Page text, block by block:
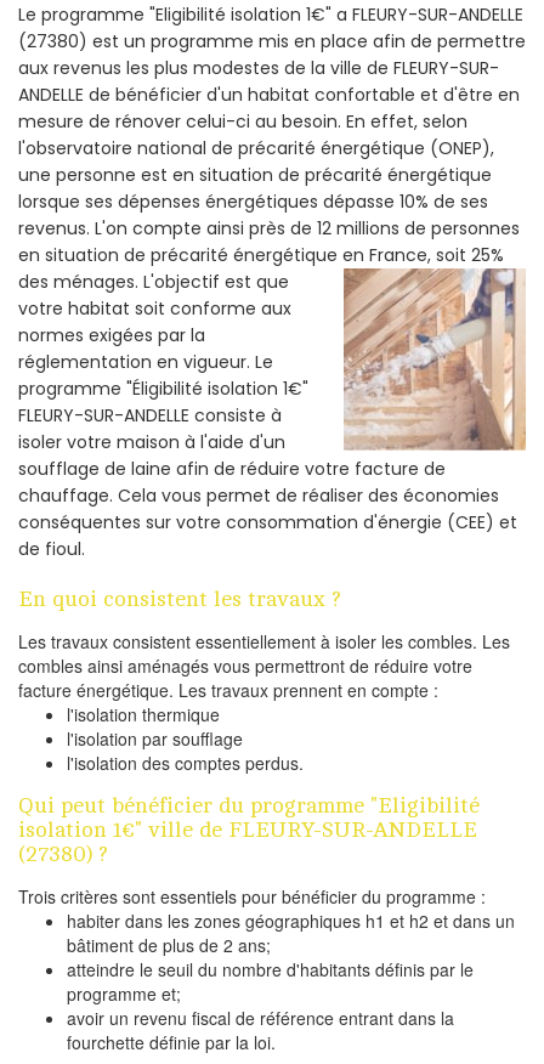
Le programme "Eligibilité isolation 1€" a FLEURY-SUR-ANDELLE
(27380) est un programme mis en place afin de permettre
aux revenus les plus modestes de la ville de FLEURY-SUR-
ANDELLE de bénéficier d'un habitat confortable et d'être en
mesure de rénover celui-ci au besoin. En effet, selon
l'observatoire national de précarité énergétique (ONEP),
une personne est en situation de précarité énergétique
lorsque ses dépenses énergétiques dépasse 10% de ses
revenus. L'on compte ainsi près de 12 millions de personnes
en situation de précarité énergétique en France, soit 25%
des ménages. L'objectif est que
votre habitat soit conforme aux
normes exigées par la
réglementation en vigueur. Le
programme "Éligibilité isolation 1€"
FLEURY-SUR-ANDELLE consiste à
isoler votre maison à l'aide d'un
soufflage de laine afin de réduire votre facture de
chauffage. Cela vous permet de réaliser des économies
conséquentes sur votre consommation d'énergie (CEE) et
de fioul.
En quoi consistent les travaux ?
Les travaux consistent essentiellement à isoler les combles. Les
combles ainsi aménagés vous permettront de réduire votre
facture énergétique. Les travaux prennent en compte :
l'isolation thermique
l'isolation par soufflage
l'isolation des comptes perdus.
Qui peut bénéficier du programme "Eligibilité
isolation 1€" ville de FLEURY-SUR-ANDELLE
(27380) ?
Trois critères sont essentiels pour bénéficier du programme :
habiter dans les zones géographiques h1 et h2 et dans un
bâtiment de plus de 2 ans;
atteindre le seuil du nombre d'habitants définis par le
programme et;
avoir un revenu fiscal de référence entrant dans la
fourchette définie par la loi.